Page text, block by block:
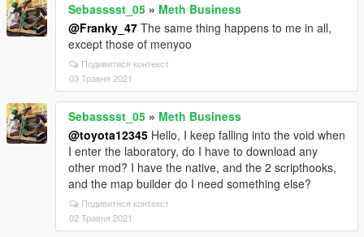
Sebasssst_05 » Meth Business
@Franky_47 The same thing happens to me in all,
except those of menyoo
Подивитися контекст
03 Травня 2021
Sebasssst_05 » Meth Business
@toyota12345 Hello, I keep falling into the void when
I enter the laboratory, do I have to download any
other mod? I have the native, and the 2 scripthooks,
and the map builder do I need something else?
Подивитися контекст
02 Травня 2021